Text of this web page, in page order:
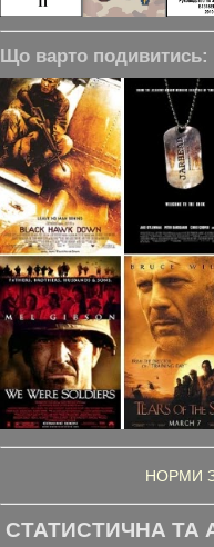
Що варто подивитись:
НОРМИ
СТАТИСТИЧНА ТА